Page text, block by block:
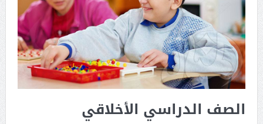
الصف الدراسي الأخلاقي